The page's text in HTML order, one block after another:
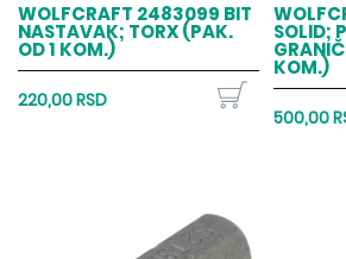
WOLFCRAFT 2483099 BIT
NASTAVAK; TORX (PAK.
OD 1 KOM.)
220,00 RSD
SOLID;
KOM.)
500,00